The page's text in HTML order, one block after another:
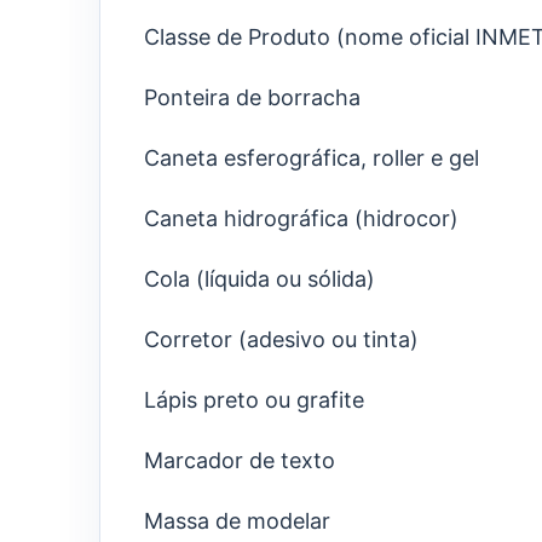
Classe de Produto (nome oficial
Ponteira de borracha
Caneta esferográfica, roller e gel
Caneta hidrográfica (hidrocor)
Cola (líquida ou sólida)
Corretor (adesivo ou tinta)
Lápis preto ou grafite
Marcador de texto
Massa de modelar